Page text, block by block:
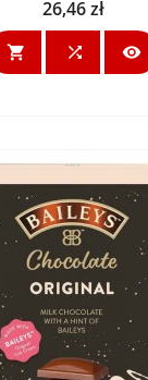
Cena
26,46 zł
  